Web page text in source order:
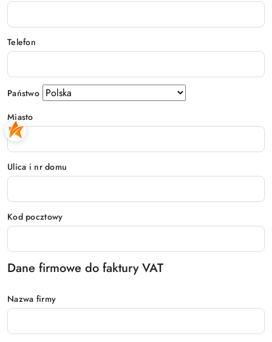
Telefon
Państwo
Miasto
Ulica i nr domu
Kod pocztowy
Dane firmowe do faktury VAT
Nazwa firmy